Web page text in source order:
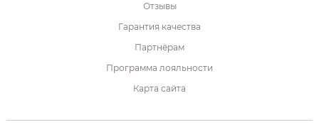
Отзывы
Гарантия качества
Партнёрам
Программа лояльности
Карта сайта